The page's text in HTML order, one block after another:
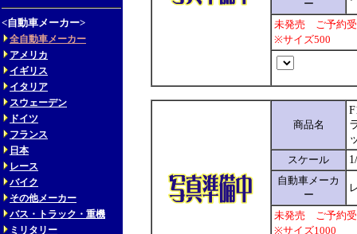
<自動車メーカー>
全自動車メーカー
アメリカ
イギリス
イタリア
スウェーデン
ドイツ
フランス
日本
レース
バイク
その他メーカー
バス・トラック・重機
ミリタリー
ー
未発売 ご予約受
※サイズ500
商品名
スケール
自動車メーカ
ー
未発売 ご予約受
※サイズ1000